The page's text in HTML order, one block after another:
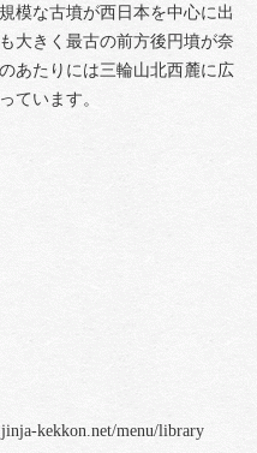
模な古墳が西日本を中心に出
大きく最古の前方後円墳が奈
あたりには三輪山北西麓に広
います。
kekkon.net/menu/library